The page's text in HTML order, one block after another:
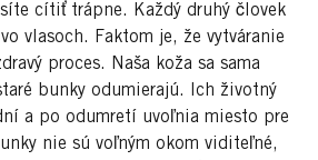
cítiť trápne. Každý druhý človek
vlasoch. Faktom je, že vytváranie
proces. Naša koža sa sama
bunky odumierajú. Ich životný
a po odumretí uvoľnia miesto pre
nie sú voľným okom viditeľné,